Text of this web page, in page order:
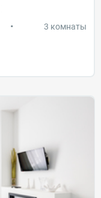
• 3 комнаты